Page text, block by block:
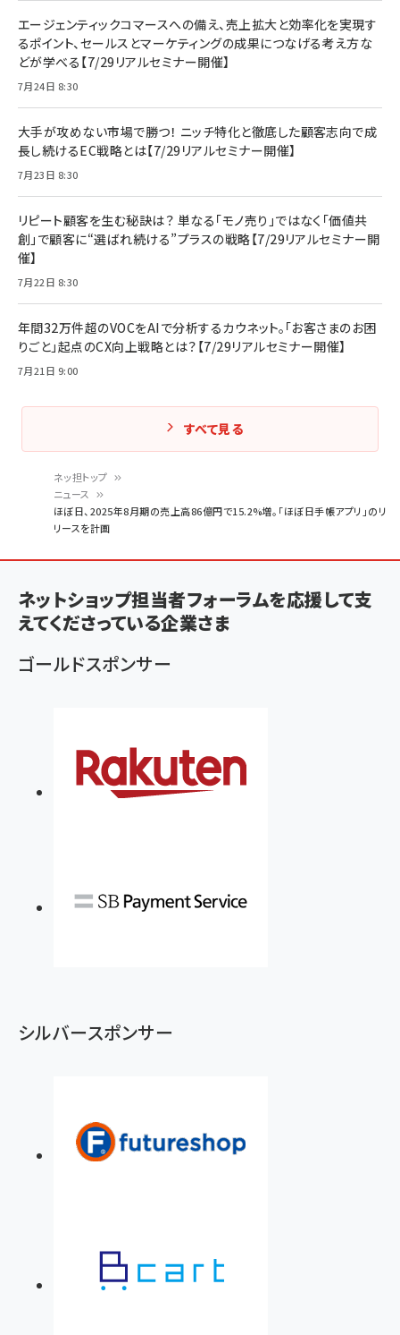
く
ず
ネッ担トップ
ニュース
ほぼ日、2025年8月期の売上高86億円で15.2%増。「ほぼ日手帳アプリ」のリ
リースを計画
エージェンティックコマースへの備え、売上拡大と効率化を実現す
るポイント、セールスとマーケティングの成果につなげる考え方な
どが学べる【7/29リアルセミナー開催】
7月24日 8:30
大手が攻めない市場で勝つ！ ニッチ特化と徹底した顧客志向で成
長し続けるEC戦略とは【7/29リアルセミナー開催】
7月23日 8:30
リピート顧客を生む秘訣は？ 単なる「モノ売り」ではなく「価値共
創」で顧客に“選ばれ続ける”プラスの戦略【7/29リアルセミナー開
催】
7月22日 8:30
年間32万件超のVOCをAIで分析するカウネット。「お客さまのお困
りごと」起点のCX向上戦略とは？【7/29リアルセミナー開催】
7月21日 9:00
すべて見る
ネットショップ担当者フォーラムを応援して支
えてくださっている企業さま
ゴールドスポンサー
シルバースポンサー